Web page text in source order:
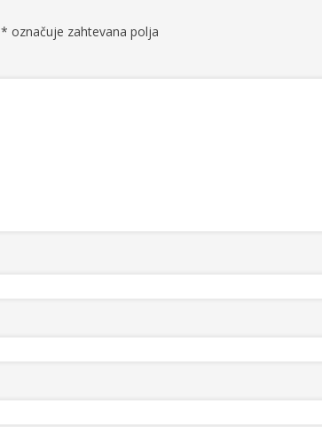
* označuje zahtevana polja